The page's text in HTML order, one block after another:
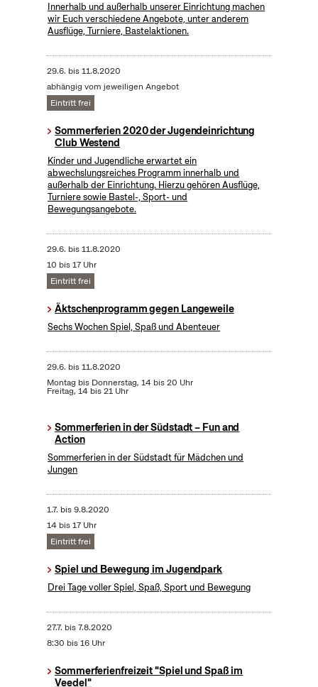
Innerhalb und außerhalb unserer Einrichtung machen
wir Euch verschiedene Angebote, unter anderem
Ausflüge, Turniere, Bastelaktionen.
29.6. bis11.8.2020
abhängig vom jeweiligen Angebot
Eintritt frei
Sommerferien 2020 der Jugendeinrichtung
Club Westend
Kinder und Jugendliche erwartet ein
abwechslungsreiches Programm innerhalb und
außerhalb der Einrichtung. Hierzu gehören Ausflüge,
Turniere sowie Bastel-, Sport- und
Bewegungsangebote.
29.6. bis11.8.2020
10 bis 17 Uhr
Eintritt frei
Äktschenprogramm gegen Langeweile
Sechs Wochen Spiel, Spaß und Abenteuer
29.6. bis11.8.2020
Montag bis Donnerstag, 14 bis 20 Uhr
Freitag, 14 bis 21 Uhr
Sommerferien in der Südstadt – Fun and
Action
Sommerferien in der Südstadt für Mädchen und
Jungen
1.7. bis9.8.2020
14 bis 17 Uhr
Eintritt frei
Spiel und Bewegung im Jugendpark
Drei Tage voller Spiel, Spaß, Sport und Bewegung
27.7. bis7.8.2020
8:30 bis 16 Uhr
Sommerferienfreizeit "Spiel und Spaß im
Veedel"